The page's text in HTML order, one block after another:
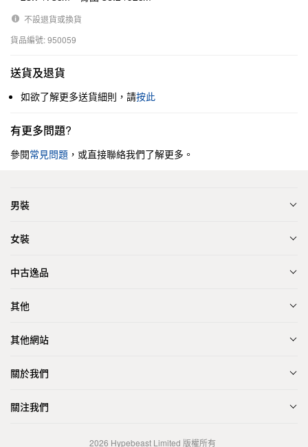
不設退貨或換貨
貨品編號: 950059
送貨及退貨
如欲了解更多送貨細則，請按此
有更多問題?
參閱常見問題 ，或直接聯絡我們了解更多。
男裝
女裝
中古逸品
其他
其他網站
關於我們
關注我們
2026 Hypebeast Limited 版權所有